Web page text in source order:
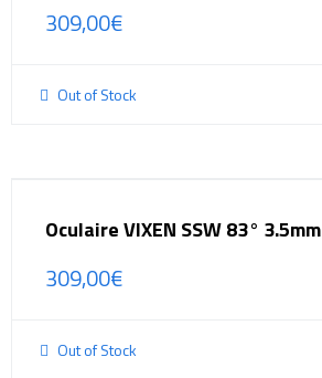
309,00€
Out of Stock
Oculaire VIXEN SSW 83° 3.5mm
309,00€
Out of Stock